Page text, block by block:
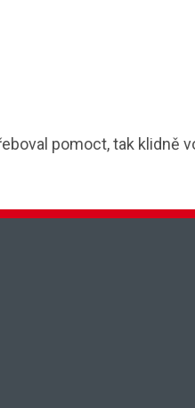
pomoct, tak klidně